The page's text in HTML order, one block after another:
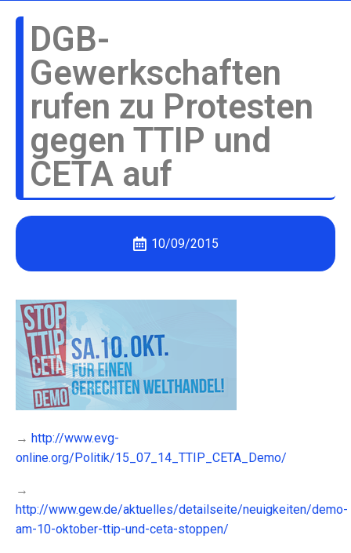
DGB-
Gewerkschaften
rufen zu Protesten
gegen TTIP und
CETA auf
10/09/2015
→ http://www.evg-
online.org/Politik/15_07_14_TTIP_CETA_Demo/
→
http://www.gew.de/aktuelles/detailseite/neuigkeiten/demo-
am-10-oktober-ttip-und-ceta-stoppen/